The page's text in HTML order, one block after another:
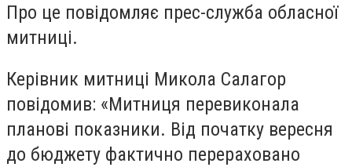
Про це повідомляє прес-служба обласної
митниці.
Керівник митниці Микола Салагор
повідомив: «Митниця перевиконала
планові показники. Від початку вересня
до бюджету фактично перераховано